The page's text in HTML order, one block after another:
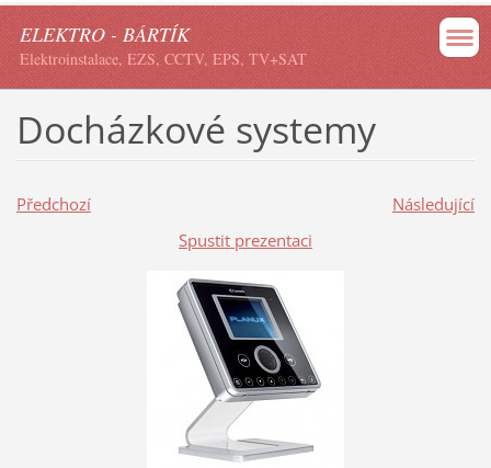
ELEKTRO - BÁRTÍK
Elektroinstalace, EZS, CCTV, EPS, TV+SAT
Docházkové systemy
Předchozí
Následující
Spustit prezentaci